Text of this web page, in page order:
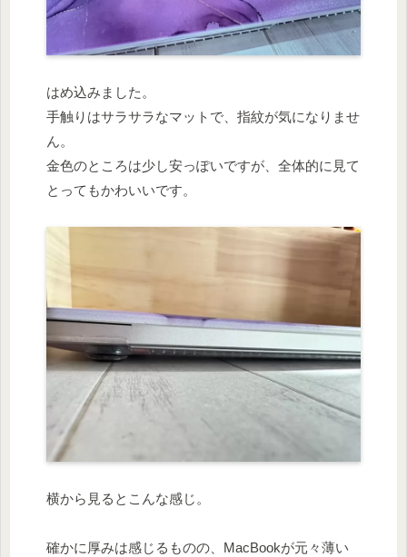
はめ込みました。
手触りはサラサラなマットで、指紋が気になりませ
ん。
金色のところは少し安っぽいですが、全体的に見て
とってもかわいいです。
横から見るとこんな感じ。
確かに厚みは感じるものの、MacBookが元々薄い